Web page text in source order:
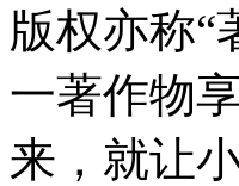
版权亦称“
一著作物
来，就让